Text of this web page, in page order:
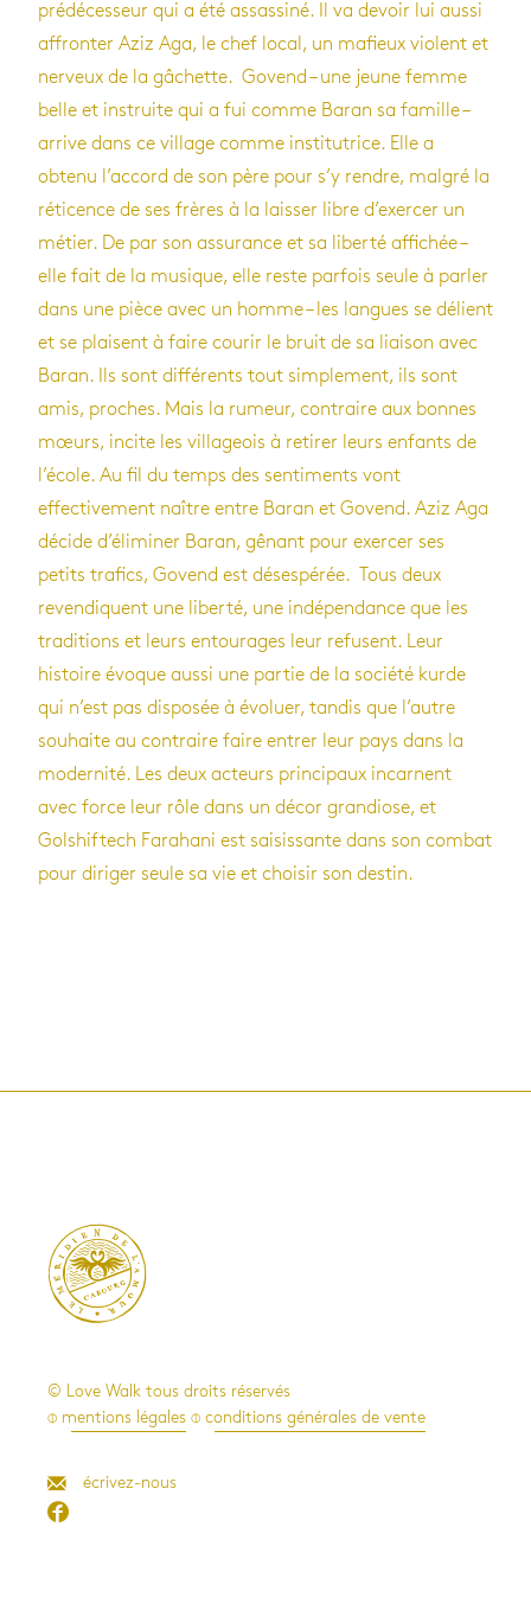
prédécesseur qui a été assassiné. Il va devoir lui aussi
affronter Aziz Aga, le chef local, un mafieux violent et
nerveux de la gâchette. Govend – une jeune femme
belle et instruite qui a fui comme Baran sa famille –
arrive dans ce village comme institutrice. Elle a
obtenu l’accord de son père pour s’y rendre, malgré la
réticence de ses frères à la laisser libre d’exercer un
métier. De par son assurance et sa liberté affichée –
elle fait de la musique, elle reste parfois seule à parler
dans une pièce avec un homme – les langues se délient
et se plaisent à faire courir le bruit de sa liaison avec
Baran. Ils sont différents tout simplement, ils sont
amis, proches. Mais la rumeur, contraire aux bonnes
mœurs, incite les villageois à retirer leurs enfants de
l’école. Au fil du temps des sentiments vont
effectivement naître entre Baran et Govend. Aziz Aga
décide d’éliminer Baran, gênant pour exercer ses
petits trafics, Govend est désespérée. Tous deux
revendiquent une liberté, une indépendance que les
traditions et leurs entourages leur refusent. Leur
histoire évoque aussi une partie de la société kurde
qui n’est pas disposée à évoluer, tandis que l’autre
souhaite au contraire faire entrer leur pays dans la
modernité. Les deux acteurs principaux incarnent
avec force leur rôle dans un décor grandiose, et
Golshiftech Farahani est saisissante dans son combat
pour diriger seule sa vie et choisir son destin.

© Love Walk tous droits réservés
⌽ mentions légales ⌽ conditions générales de vente
écrivez-nous